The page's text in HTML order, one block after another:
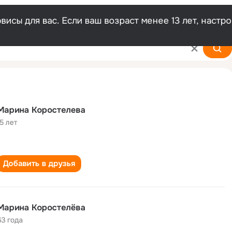
для вас. Если ваш возраст менее 13 лет,
Коростелева
лет
Добавить в друзья
Коростелёва
года